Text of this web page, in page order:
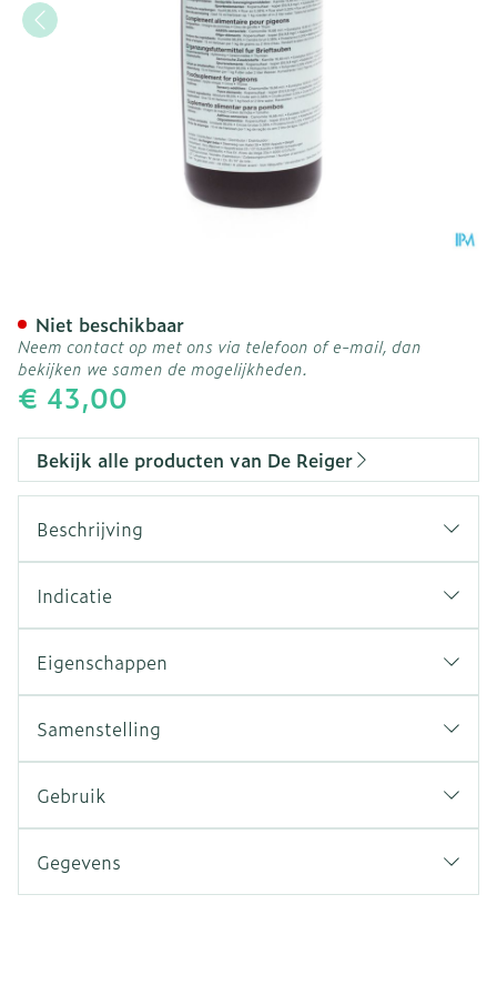
€ 43,00
Niet beschikbaar
Neem contact op met ons via telefoon of e-mail, dan
bekijken we samen de mogelijkheden.
Bekijk alle producten van De Reiger
Beschrijving
Indicatie
Eigenschappen
Samenstelling
Gebruik
Gegevens